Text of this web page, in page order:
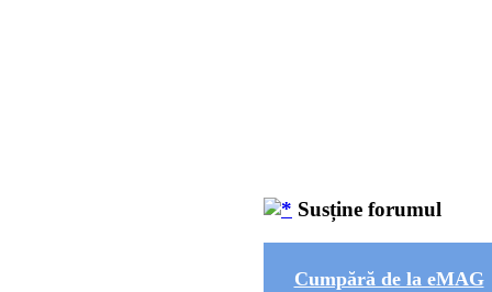
Susține forumul
Cumpără de la eMAG